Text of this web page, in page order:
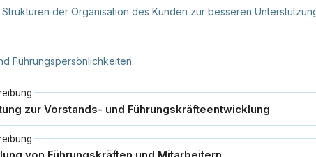
der Organisation des Kunden zur besseren
Führungspersönlichkeiten.